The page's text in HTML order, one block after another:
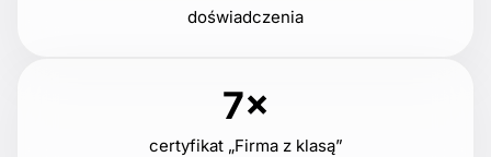
doświadczenia
7×
certyfikat „Firma z klasą”